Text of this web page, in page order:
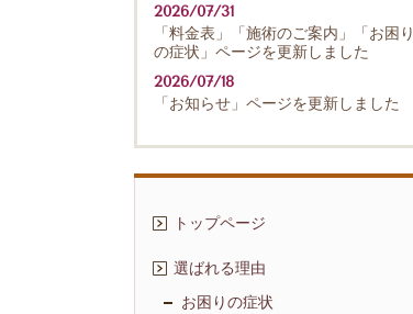
2026/07/31
「料金表」「施術のご案内」「お困り
の症状」ページを更新しました
2026/07/18
「お知らせ」ページを更新しました
トップページ
選ばれる理由
お困りの症状